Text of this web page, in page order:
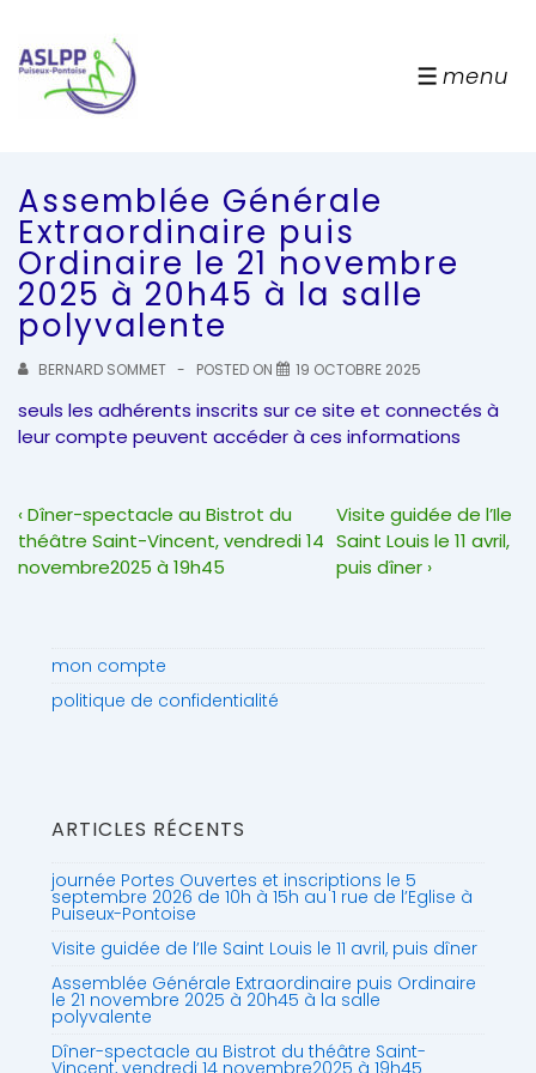
au
contenu
menu
menu
Assemblée Générale
Extraordinaire puis
Ordinaire le 21 novembre
2025 à 20h45 à la salle
polyvalente
BERNARD SOMMET POSTED ON 19 OCTOBRE 2025
seuls les adhérents inscrits sur ce site et connectés à
leur compte peuvent accéder à ces informations
Navigation
de
l’article
Previous
Post
is
‹ Dîner-spectacle au Bistrot du
théâtre Saint-Vincent, vendredi 14
novembre2025 à 19h45
Next
Post
is
Visite guidée de l’Ile
Saint Louis le 11 avril,
puis dîner ›
mon compte
politique de confidentialité
ARTICLES RÉCENTS
journée Portes Ouvertes et inscriptions le 5
septembre 2026 de 10h à 15h au 1 rue de l’Eglise à
Puiseux-Pontoise
Visite guidée de l’Ile Saint Louis le 11 avril, puis dîner
Assemblée Générale Extraordinaire puis Ordinaire
le 21 novembre 2025 à 20h45 à la salle
polyvalente
Dîner-spectacle au Bistrot du théâtre Saint-
Vincent, vendredi 14 novembre2025 à 19h45